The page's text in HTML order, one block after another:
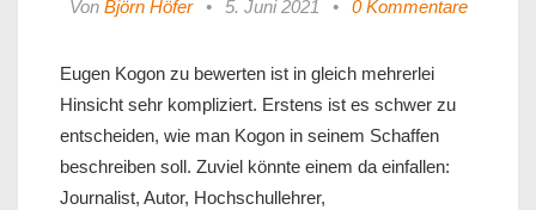
Von Björn Höfer • 5. Juni 2021 • 0 Kommentare
Eugen Kogon zu bewerten ist in gleich mehrerlei
Hinsicht sehr kompliziert. Erstens ist es schwer zu
entscheiden, wie man Kogon in seinem Schaffen
beschreiben soll. Zuviel könnte einem da einfallen:
Journalist, Autor, Hochschullehrer,